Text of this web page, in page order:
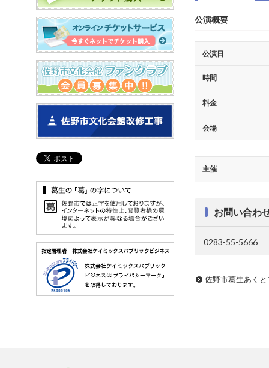
公演概要
公演日
時間
料金
会場
主催
お問い合わ
0283-55-5666
佐野市葛生あく